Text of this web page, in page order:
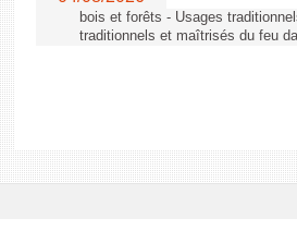
bois et forêts - Usages
traditionnels et maîtrisés du feu